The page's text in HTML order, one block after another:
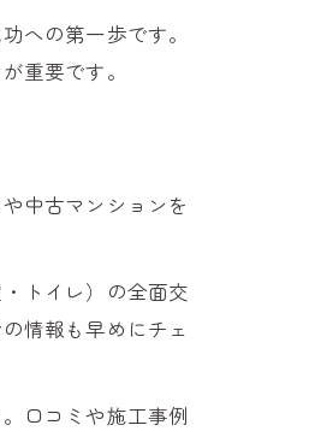
への第一歩です。
重要です。
中古マンションを
トイレ）の全面交
情報も早めにチェ
口コミや施工事例